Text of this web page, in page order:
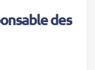
des